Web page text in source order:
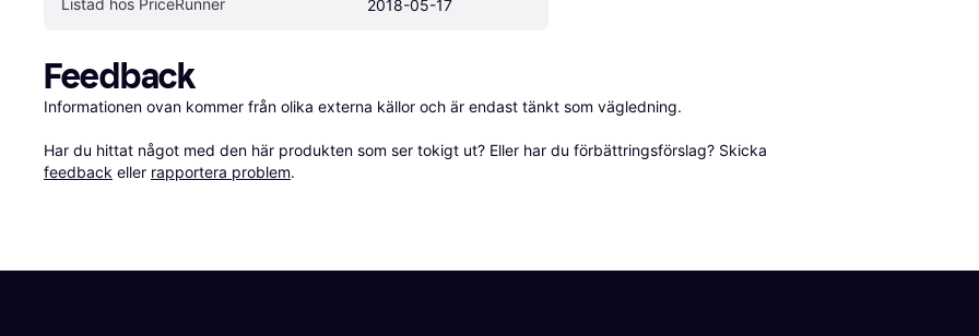
Listad hos PriceRunner 2018-05-17
Feedback
Informationen ovan kommer från olika externa källor och är endast tänkt som vägledning.
Har du hittat något med den här produkten som ser tokigt ut? Eller har du förbättringsförslag? Skicka
feedback eller rapportera problem.